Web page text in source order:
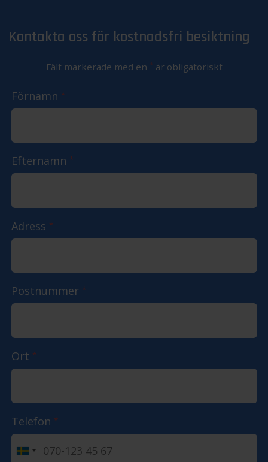
Kontakta oss för kostnadsfri besiktning
Fält markerade med en * är obligatoriskt
Förnamn *
Efternamn *
Adress *
Postnummer *
Ort *
Telefon *